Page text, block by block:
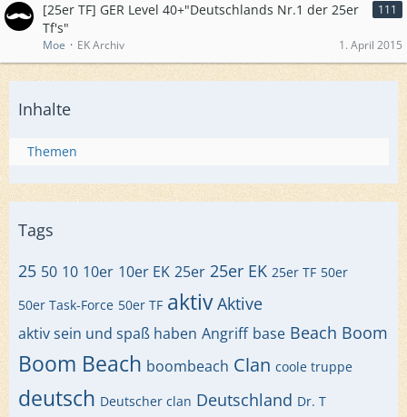
[25er TF] GER Level 40+"Deutschlands Nr.1 der 25er
Tf's"
111
Moe EK Archiv 1. April 2015
Inhalte
Themen
Tags
25 50 10 10er 10er EK 25er 25er EK 25er TF 50er
50er Task-Force 50er TF aktiv Aktive
aktiv sein und spaß haben Angriff base Beach Boom
Boom Beach boombeach Clan coole truppe
deutsch Deutscher clan Deutschland Dr. T